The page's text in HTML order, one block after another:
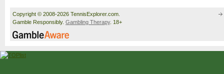
Copyright © 2008-2026 TennisExplorer.com.
Gamble Responsibly. Gambling Therapy. 18+